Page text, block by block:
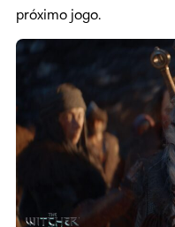
próximo jogo.